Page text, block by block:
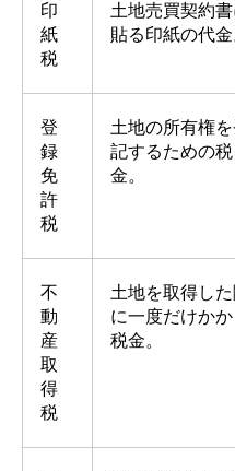
印
紙
税
土地売買契約書
貼る印紙の代金
登
録
免
許
税
土地の所有権
記するための税
金。
不
動
産
取
得
税
土地を取得し
に一度だけかか
税金。